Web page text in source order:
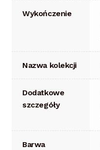
Wykończenie
Nazwa kolekcji
Dodatkowe
szczegóły
Barwa